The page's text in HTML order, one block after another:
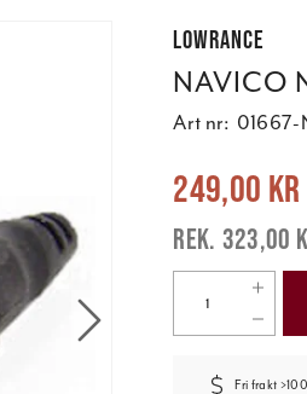
Lowrance
NAVICO
Art nr: 01667-
Nuvarande pris:
249,00 kr
323,00
Fri frakt